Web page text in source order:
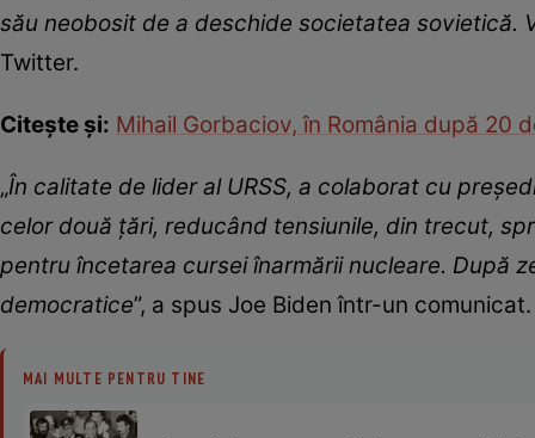
său neobosit de a deschide societatea sovietică.
Twitter.
Citește și: Mihail Gorbaciov, în România după 20
„În calitate de lider al URSS, a colaborat cu
celor două ţări, reducând tensiunile, din trecut,
pentru încetarea cursei înarmării nucleare. După
democratice”, a spus Joe Biden într-un comunicat.
MAI MULTE PENTRU TINE